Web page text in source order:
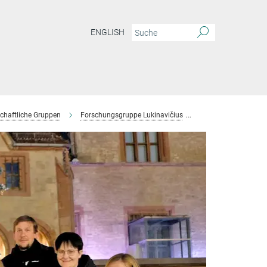
ENGLISH
Gruppen Forschungsgruppe Lukinavičius